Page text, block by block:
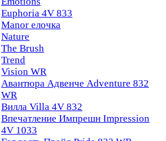
Euphoria 4V 833
Manor елочка
Nature
The Brush
Trend
Vision WR
Авантюра Адвенче Adventure 832
WR
Вилла Villa 4V 832
Впечатление Импрешн Impression
4V 1033